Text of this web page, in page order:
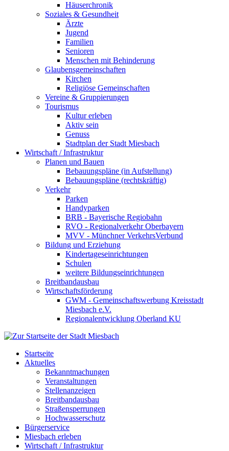
Häuserchronik
Soziales & Gesundheit
Ärzte
Jugend
Familien
Senioren
Menschen mit Behinderung
Glaubensgemeinschaften
Kirchen
Religiöse Gemeinschaften
Vereine & Gruppierungen
Tourismus
Kultur erleben
Aktiv sein
Genuss
Stadtplan der Stadt Miesbach
Wirtschaft / Infrastruktur
Planen und Bauen
Bebauungspläne (in Aufstellung)
Bebauungspläne (rechtskräftig)
Verkehr
Parken
Handyparken
BRB - Bayerische Regiobahn
RVO - Regionalverkehr Oberbayern
MVV - Münchner VerkehrsVerbund
Bildung und Erziehung
Kindertageseinrichtungen
Schulen
weitere Bildungseinrichtungen
Breitbandausbau
Wirtschaftsförderung
GWM - Gemeinschaftswerbung Kreisstadt
Miesbach e.V.
Regionalentwicklung Oberland KU
Startseite
Aktuelles
Bekanntmachungen
Veranstaltungen
Stellenanzeigen
Breitbandausbau
Straßensperrungen
Hochwasserschutz
Bürgerservice
Miesbach erleben
Wirtschaft / Infrastruktur